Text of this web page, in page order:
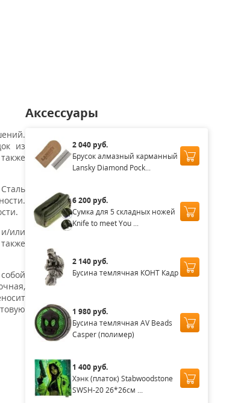
из
и/или
Аксессуары
2 040 руб.
Брусок алмазный карманный
Lansky Diamond Pock...
6 200 руб.
Сумка для 5 складных ножей
Knife to meet You ...
2 140 руб.
Бусина темлячная КОНТ Кадр
1 980 руб.
Бусина темлячная AV Beads
Casper (полимер)
1 400 руб.
Хэнк (платок) Stabwoodstone
SWSH-20 26*26см ...